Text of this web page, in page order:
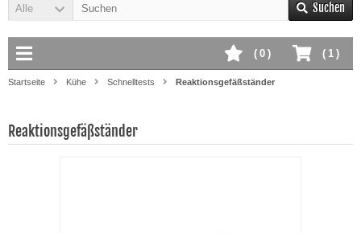
Alle Suchen
( 1 )
( 0 )
Startseite Kühe Schnelltests Reaktionsgefäßständer
Reaktionsgefäßständer